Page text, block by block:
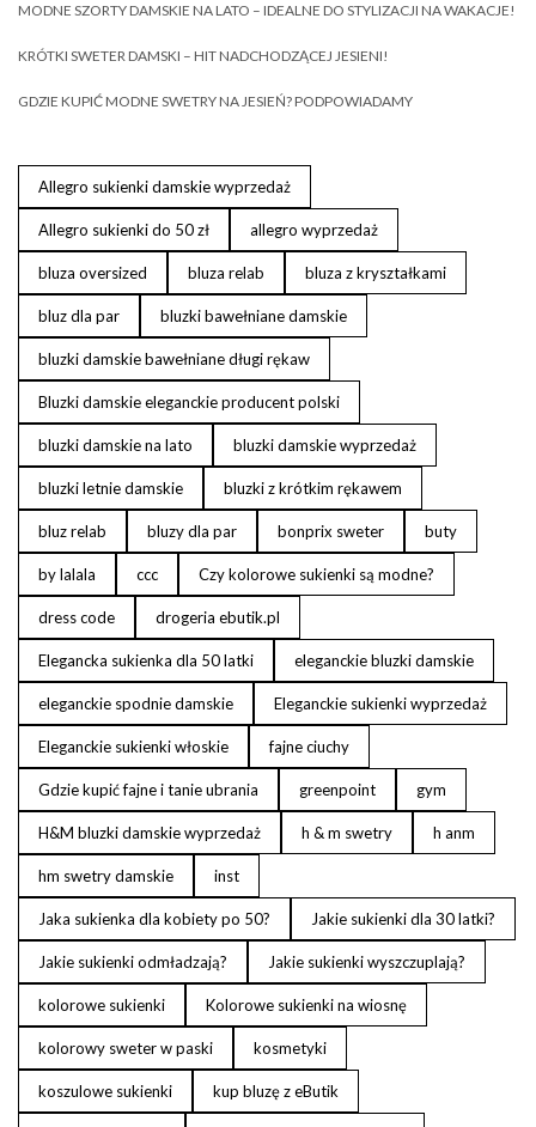
MODNE SZORTY DAMSKIE NA LATO – IDEALNE DO STYLIZACJI NA WAKACJE!
KRÓTKI SWETER DAMSKI – HIT NADCHODZĄCEJ JESIENI!
GDZIE KUPIĆ MODNE SWETRY NA JESIEŃ? PODPOWIADAMY
Allegro sukienki damskie wyprzedaż
Allegro sukienki do 50 zł allegro wyprzedaż
bluza oversized bluza relab bluza z kryształkami
bluz dla par bluzki bawełniane damskie
bluzki damskie bawełniane długi rękaw
Bluzki damskie eleganckie producent polski
bluzki damskie na lato bluzki damskie wyprzedaż
bluzki letnie damskie bluzki z krótkim rękawem
bluz relab bluzy dla par bonprix sweter buty
by lalala ccc Czy kolorowe sukienki są modne?
dress code drogeria ebutik.pl
Elegancka sukienka dla 50 latki eleganckie bluzki damskie
eleganckie spodnie damskie Eleganckie sukienki wyprzedaż
Eleganckie sukienki włoskie fajne ciuchy
Gdzie kupić fajne i tanie ubrania greenpoint gym
H&M bluzki damskie wyprzedaż h & m swetry h anm
hm swetry damskie inst
Jaka sukienka dla kobiety po 50? Jakie sukienki dla 30 latki?
Jakie sukienki odmładzają? Jakie sukienki wyszczuplają?
kolorowe sukienki Kolorowe sukienki na wiosnę
kolorowy sweter w paski kosmetyki
koszulowe sukienki kup bluzę z eButik